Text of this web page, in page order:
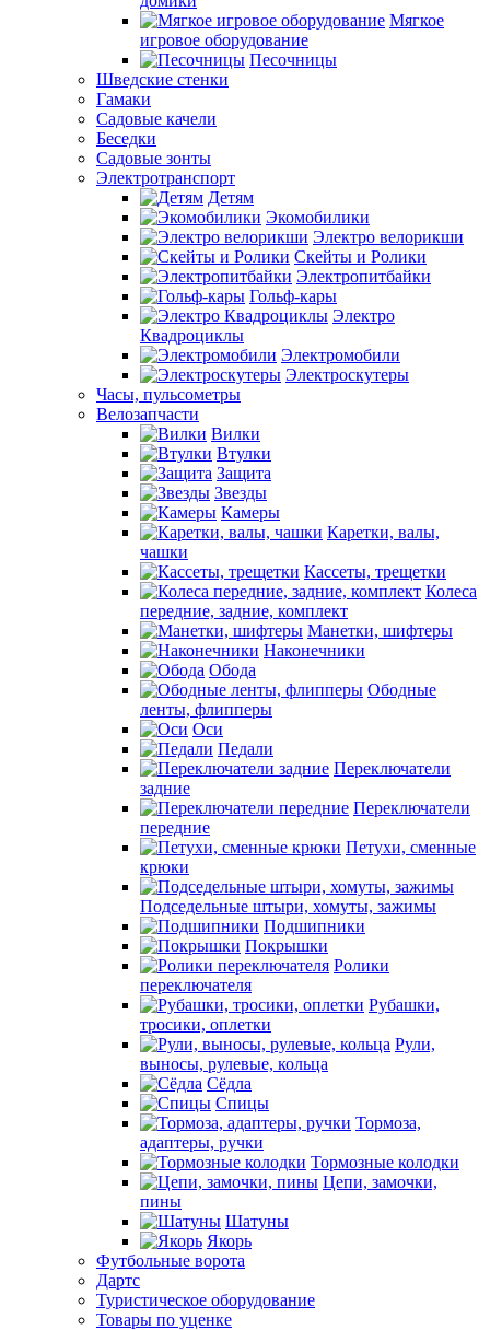
Мягкое
игровое оборудование
Песочницы
Шведские стенки
Гамаки
Садовые качели
Беседки
Садовые зонты
Электротранспорт
Детям
Экомобилики
Электро велорикши
Скейты и Ролики
Электропитбайки
Гольф-кары
Электро
Квадроциклы
Электромобили
Электроскутеры
Часы, пульсометры
Велозапчасти
Вилки
Втулки
Защита
Звезды
Камеры
Каретки, валы,
чашки
Кассеты, трещетки
Колеса
передние, задние, комплект
Манетки, шифтеры
Наконечники
Обода
Ободные
ленты, флипперы
Оси
Педали
Переключатели
задние
Переключатели
передние
Петухи, сменные
крюки
Подседельные штыри, хомуты, зажимы
Подшипники
Покрышки
Ролики
переключателя
Рубашки,
тросики, оплетки
Рули,
выносы, рулевые, кольца
Сёдла
Спицы
Тормоза,
адаптеры, ручки
Тормозные колодки
Цепи, замочки,
пины
Шатуны
Якорь
Футбольные ворота
Дартс
Туристическое оборудование
Товары по уценке